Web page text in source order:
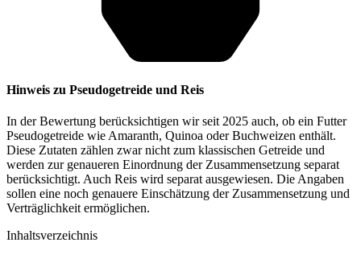
Hinweis zu Pseudogetreide und Reis
In der Bewertung berücksichtigen wir seit 2025 auch, ob ein Futter
Pseudogetreide wie Amaranth, Quinoa oder Buchweizen enthält.
Diese Zutaten zählen zwar nicht zum klassischen Getreide und
werden zur genaueren Einordnung der Zusammensetzung separat
berücksichtigt. Auch Reis wird separat ausgewiesen. Die Angaben
sollen eine noch genauere Einschätzung der Zusammensetzung und
Verträglichkeit ermöglichen.
Inhaltsverzeichnis​